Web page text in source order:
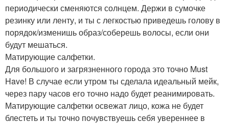
периодически сменяются солнцем. Держи в сумочке
резинку или ленту, и ты с легкостью приведешь голову в
порядок/изменишь образ/соберешь волосы, если они
будут мешаться.
Матирующие салфетки.
Для большого и загрязненного города это точно Must
Have! В случае если утром ты сделала идеальный мейк,
через пару часов его точно надо будет реанимировать.
Матирующие салфетки освежат лицо, кожа не будет
блестеть и ты точно почувствуешь себя увереннее в